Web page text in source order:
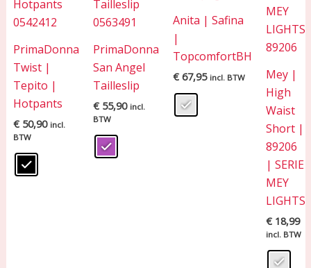
PrimaDonna
Twist |
Tepito |
Hotpants
€50,90 incl.
BTW
PrimaDonna
San Angel
Tailleslip
€55,90 incl.
BTW
Anita | Safina
|
TopcomfortBH
€67,95 incl. BTW
Mey |
High
Waist
Short |
89206
| SERIE
MEY
LIGHTS
€18,99
incl. BTW